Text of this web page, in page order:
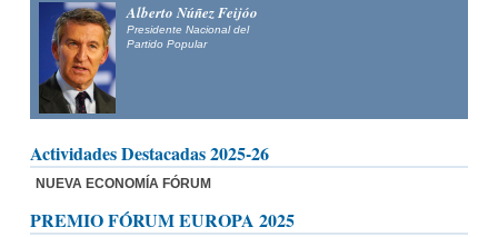
Alfonso Fernández
Mañueco
Presidente del Partido Popular de Castilla y León y candidato
a la Presidencia de la Junta de Castilla y León
Actividades Destacadas 2025-26
NUEVA ECONOMÍA FÓRUM
PREMIO FÓRUM EUROPA 2025